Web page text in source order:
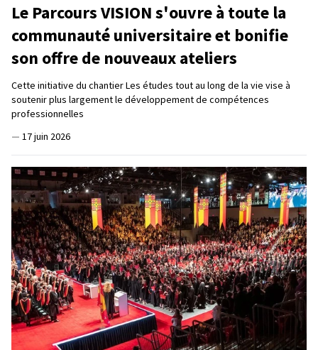
Le Parcours VISION s'ouvre à toute la
communauté universitaire et bonifie
son offre de nouveaux ateliers
Cette initiative du chantier Les études tout au long de la vie vise à
soutenir plus largement le développement de compétences
professionnelles
— 17 juin 2026